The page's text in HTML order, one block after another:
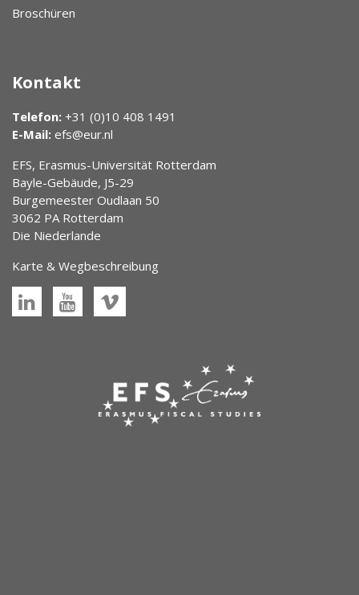
Broschüren
Kontakt
Telefon: +31 (0)10 408 1491
E-Mail: efs@eur.nl
EFS, Erasmus-Universität Rotterdam
Bayle-Gebäude, J5-29
Burgemeester Oudlaan 50
3062 PA Rotterdam
Die Niederlande
Karte & Wegbeschreibung